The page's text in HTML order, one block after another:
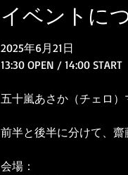
イベントに
2025年6月21日
13:30 OPEN / 14:00 START
五十嵐あさか（チェロ）
前半と後半に分けて、
会場：